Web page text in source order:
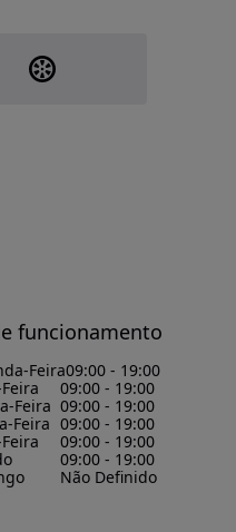
funcionamento
Feira09:00 - 19:00
09:00 - 19:00
Feira 09:00 - 19:00
Feira 09:00 - 19:00
09:00 - 19:00
09:00 - 19:00
Não Definido